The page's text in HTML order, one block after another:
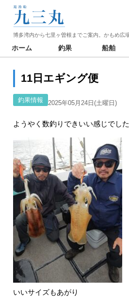
博多湾内から七里ヶ曽根までご案内。かもめ広
ホーム 釣果 船舶
11日エギング便
釣果情報 2025年05月24日(土曜日)
ようやく数釣りできいい感じでした
いいサイズもあがり